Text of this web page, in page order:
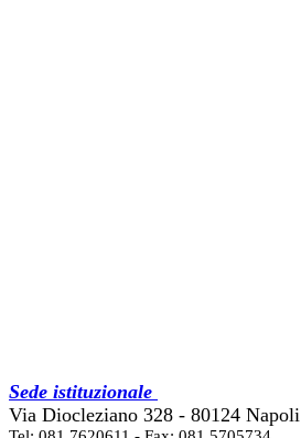
Sede istituzionale
Via Diocleziano 328 - 80124 Napoli